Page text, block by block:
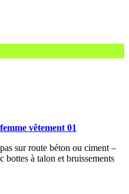
vêtement 01
sur route béton ou ciment –
bottes à talon et bruissements